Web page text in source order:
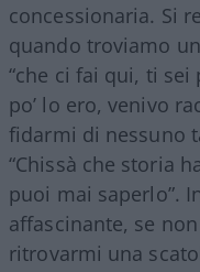
concessionaria. Si
quando troviamo
“che ci fai qui, ti sei
po’ lo ero, venivo
fidarmi di nessuno
“Chissà che storia
puoi mai saperlo”.
affascinante, se
ritrovarmi una